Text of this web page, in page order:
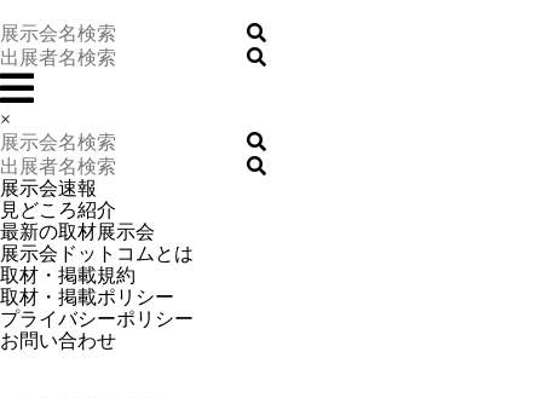
×
展示会速報
見どころ紹介
最新の取材展示会
展示会ドットコムとは
取材・掲載規約
取材・掲載ポリシー
プライバシーポリシー
お問い合わせ